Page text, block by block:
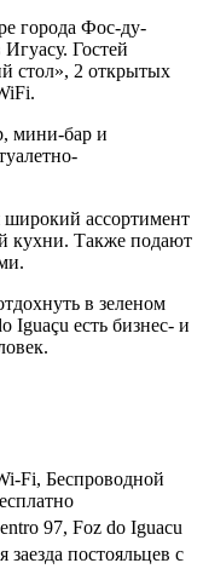
города Фос-ду-
Гостей
стол», 2 открытых
мини-бар и
широкий ассортимент
кухни. Также подают
в зеленом
Iguaçu есть бизнес- и
Fi, Беспроводной
97, Foz do Iguacu
заезда постояльцев с